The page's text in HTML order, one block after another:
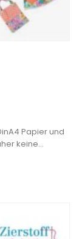
Papier und
keine